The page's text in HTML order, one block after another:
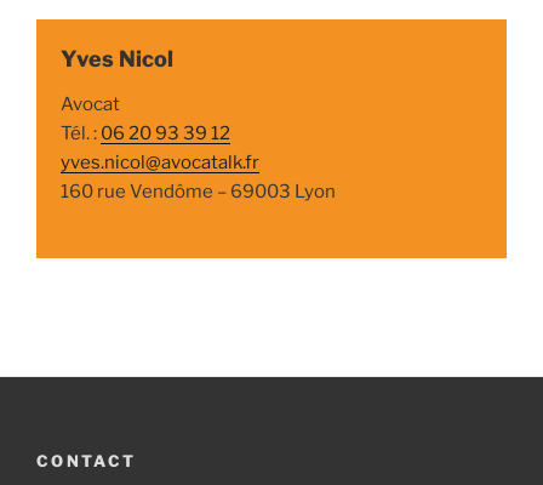
Yves Nicol
Avocat
Tél. : 06 20 93 39 12
yves.nicol@avocatalk.fr
160 rue Vendôme – 69003 Lyon
CONTACT